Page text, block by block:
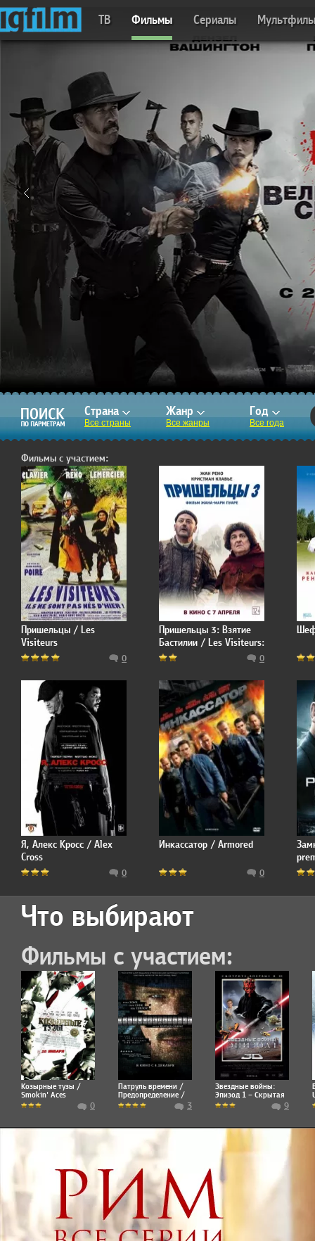
ТВ Фильмы Сериалы
Страна
Все страны
Жанр
Все жанры
Год
Все года
Фильмы с участием:
Пришельцы / Les
Visiteurs
0
Пришельцы 3: Взятие
Бастилии / Les Visiteurs:
La Revolution
0
Я, Алекс Кросс / Alex
Cross
0
Инкассатор / Armored
0
Что выбирают
Фильмы с участием:
Козырные тузы /
Smokin' Aces
0
Патруль времени /
Предопределение /
Predestination
3
Звездные войны:
Эпизод 1 – Скрытая
угроза / Star Wars:
Episode I - The
9